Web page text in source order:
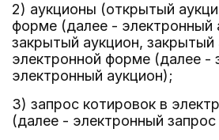
2) аукционы (открытый
форме (далее - электронный
закрытый аукцион, закрытый
электронной форме (далее -
электронный аукцион);
3) запрос котировок в
(далее - электронный запрос